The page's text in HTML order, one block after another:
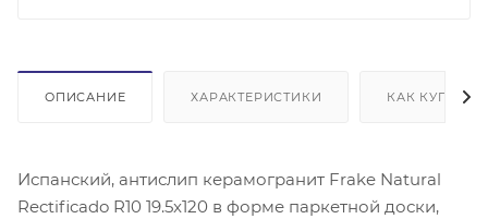
ОПИСАНИЕ ХАРАКТЕРИСТИКИ КАК КУПИТЬ
Испанский, антислип керамогранит Frake Natural
Rectificado R10 19.5x120 в форме паркетной доски,